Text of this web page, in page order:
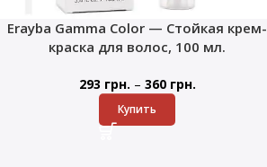
Erayba Gamma Color — Стойкая крем-
краска для волос, 100 мл.
293 грн. – 360 грн.
Купить